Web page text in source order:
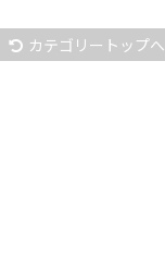
カテゴリートップへ